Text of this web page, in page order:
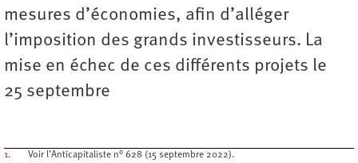
mesures d’économies, afin d’alléger
l’imposition des grands investisseurs. La
mise en échec de ces différents projets le
25 septembre
1. Voir l’Anticapitaliste n° 628 (15 septembre 2022).